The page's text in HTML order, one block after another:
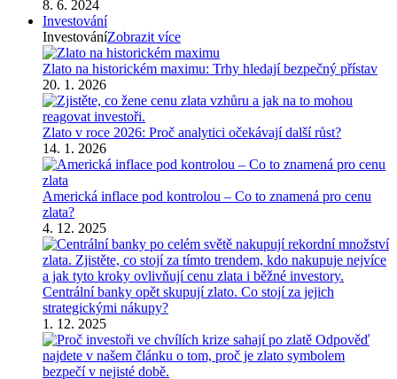
8. 6. 2024
Investování
InvestováníZobrazit více
Zlato na historickém maximu: Trhy hledají bezpečný přístav
20. 1. 2026
Zlato v roce 2026: Proč analytici očekávají další růst?
14. 1. 2026
Americká inflace pod kontrolou – Co to znamená pro cenu
zlata?
4. 12. 2025
Centrální banky opět skupují zlato. Co stojí za jejich
strategickými nákupy?
1. 12. 2025